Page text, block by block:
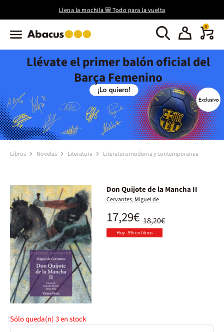
Llena la mochila 🎒 Todo para la vuelta
0
Llévate el primer balón oficial del
Barça Femenino
Libros Novelas Literatura Literatura moderna y contemporanea
Don Quijote de la Mancha II
Cervantes, Miguel de
18,20€
17,29€
Hoy -5% en libros
Sólo queda(n)3en stock